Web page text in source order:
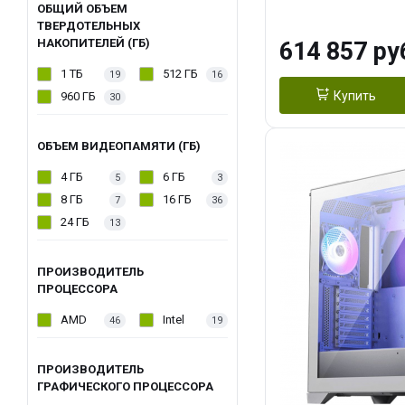
ОБЩИЙ ОБЪЕМ
ТВЕРДОТЕЛЬНЫХ
НАКОПИТЕЛЕЙ (ГБ)
1 ТБ 19 512 ГБ 16
960 ГБ 30
ОБЪЕМ ВИДЕОПАМЯТИ (ГБ)
4 ГБ 5 6 ГБ 3
8 ГБ 7 16 ГБ 36
24 ГБ 13
ПРОИЗВОДИТЕЛЬ
ПРОЦЕССОРА
AMD 46 Intel 19
ПРОИЗВОДИТЕЛЬ
ГРАФИЧЕСКОГО ПРОЦЕССОРА
Turbo/ 1 ТБ
614 857
Купить